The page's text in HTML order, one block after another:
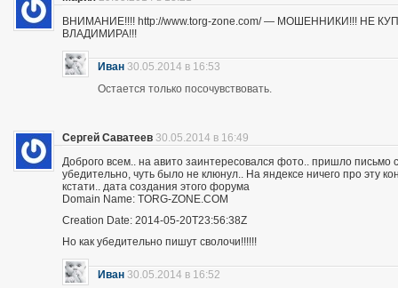
ВНИМАНИЕ!!!! http://www.torg-zone.com/ — МОШЕННИКИ!!! НЕ
ВЛАДИМИРА!!!
Иван 30.05.2014 в 16:53
Остается только посочувствовать.
Сергей Саватеев 30.05.2014 в 16:49
Доброго всем.. на авито заинтересовался фото.. пришло
убедительно, чуть было не клюнул.. На яндексе ничего про
кстати.. дата создания этого форума
Domain Name: TORG-ZONE.COM
Creation Date: 2014-05-20T23:56:38Z
Но как убедительно пишут сволочи!!!!!!
Иван 30.05.2014 в 16:52